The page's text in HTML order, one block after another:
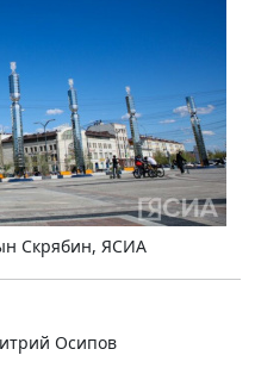
Скрябин, ЯСИА
Осипов